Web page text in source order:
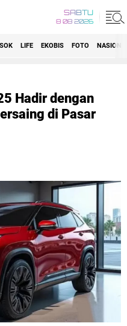
SABTU
8 08 2026
LIFE EKOBIS FOTO
Hadir dengan
di Pasar